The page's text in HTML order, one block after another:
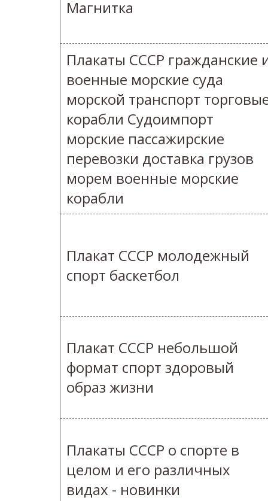
Магнитка
Плакаты СССР гражданские
военные морские суда
морской транспорт
корабли Судоимпорт
морские пассажирские
перевозки доставка грузов
морем военные морские
корабли
Плакат СССР молодежный
спорт баскетбол
Плакат СССР небольшой
формат спорт здоровый
образ жизни
Плакаты СССР о спорте в
целом и его различных
видах - новинки